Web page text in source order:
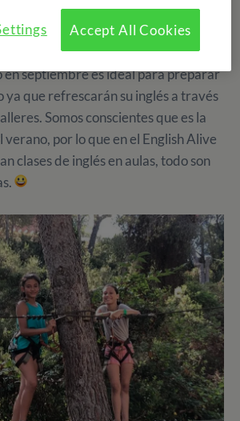
campamento de inglésdel verano
en septiembre es ideal para preparar
ya que refrescarán su inglés a través
Somos conscientes que es la
verano, por lo que en el English Alive
clases de inglés en aulas, todo son
Accept All Cookies